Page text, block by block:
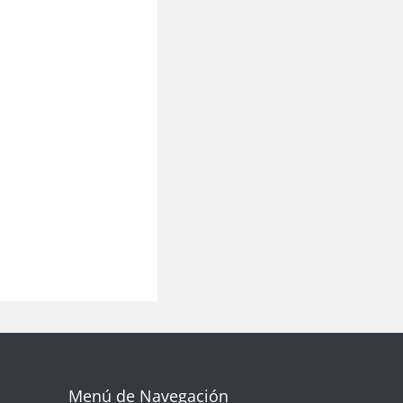
Menú de Navegación